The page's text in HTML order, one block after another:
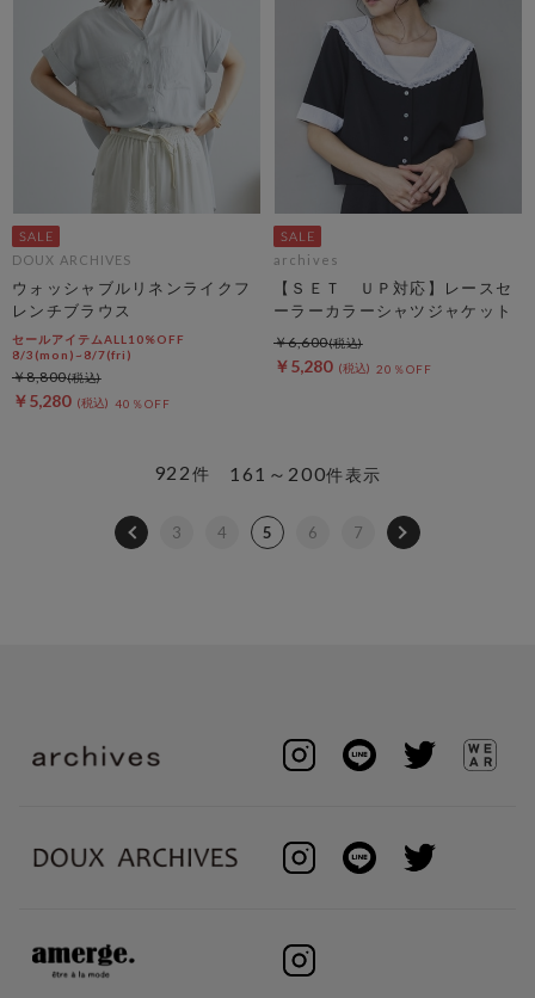
DOUX ARCHIVES
ウォッシャブルリネンライクフ
レンチブラウス
セールアイテムALL10%OFF
8/3(mon)~8/7(fri)
￥5,280 40％OFF
￥8,800
archives
【ＳＥＴ ＵＰ対応】レースセ
ーラーカラーシャツジャケット
￥5,280 20％OFF
￥6,600
161～200件表示
922件
3 4 5 6 7